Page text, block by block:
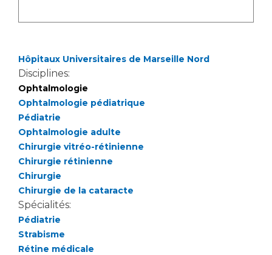
Hôpitaux Universitaires de Marseille Nord
Disciplines:
Ophtalmologie
Ophtalmologie pédiatrique
Pédiatrie
Ophtalmologie adulte
Chirurgie vitréo-rétinienne
Chirurgie rétinienne
Chirurgie
Chirurgie de la cataracte
Spécialités:
Pédiatrie
Strabisme
Rétine médicale